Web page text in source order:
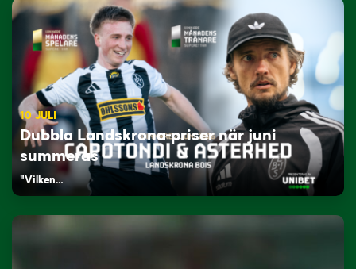
10 JULI
Dubbla Landskrona-priser när juni
summeras
"Vilken…